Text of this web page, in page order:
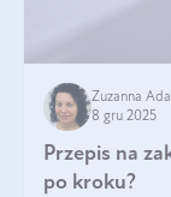
Zuzanna
8 gru 2025
Przepis na
po kroku?